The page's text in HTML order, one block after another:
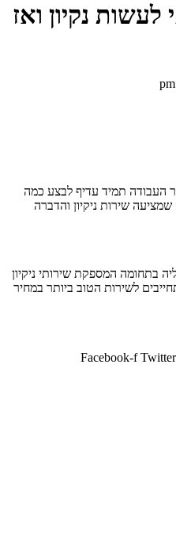
נקיון ואז
העבודה תמיד עדיף לבצע כמה
שירות ניקיון והדברה
בתחומה המספקת שירותי ניקיון
לשירות הטוב ביותר במחיר
Facebook-f Twitter